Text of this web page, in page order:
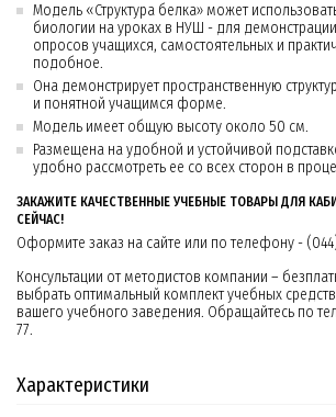
Модель «Структура белка» может
биологии на уроках в НУШ - для
опросов учащихся, самостоятельных и
подобное.
Она демонстрирует пространственную
и понятной учащимся форме.
Модель имеет общую высоту около 50 см.
Размещена на удобной и устойчивой
удобно рассмотреть ее со всех сторон в
ЗАКАЖИТЕ КАЧЕСТВЕННЫЕ УЧЕБНЫЕ ТОВАРЫ ДЛЯ
СЕЙЧАС!
Оформите заказ на сайте или по телефону -
Консультации от методистов компании –
выбрать оптимальный комплект учебных
вашего учебного заведения. Обращайтесь по
77.
Характеристики